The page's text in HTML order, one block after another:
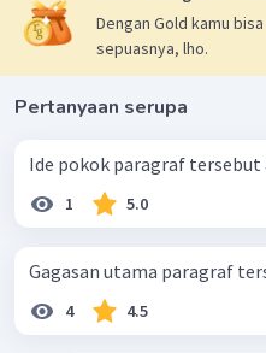
Dengan Gold kamu
sepuasnya, lho.
Pertanyaan serupa
Ide pokok paragraf tersebut
1 5.0
Gagasan utama paragraf
4 4.5